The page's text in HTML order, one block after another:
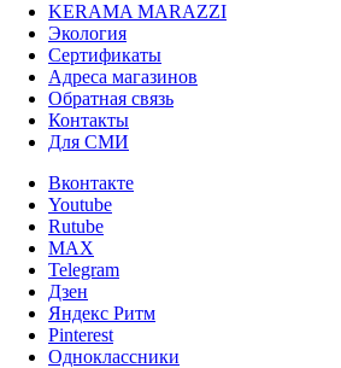
KERAMA MARAZZI
Экология
Сертификаты
Адреса магазинов
Обратная связь
Контакты
Для СМИ
Вконтакте
Youtube
Rutube
MAX
Telegram
Дзен
Яндекс Ритм
Pinterest
Одноклассники